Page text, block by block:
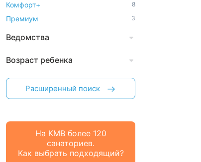
Комфорт+ 8
Премиум 3
Ведомства
Возраст ребенка
Расширенный поиск
На КМВ более 120
санаториев.
Как выбрать подходящий?